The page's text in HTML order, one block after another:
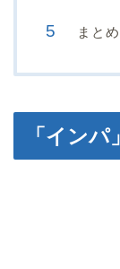
まとめ
「イン